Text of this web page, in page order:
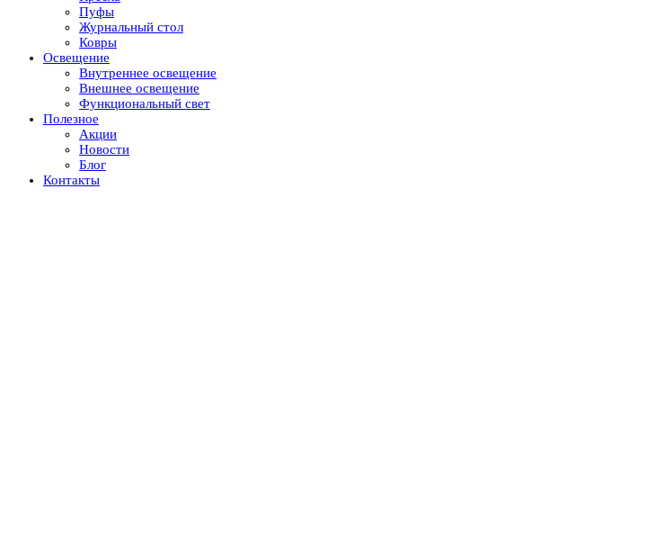
Пуфы
Журнальный стол
Ковры
Освещение
Внутреннее освещение
Внешнее освещение
Функциональный свет
Полезное
Акции
Новости
Блог
Контакты